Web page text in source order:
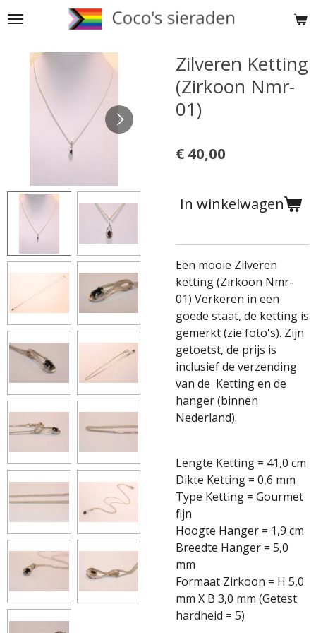
Ga
hoofdinhoud
Zilveren Ketting
(Zirkoon Nmr-
01)
€ 40,00
In winkelwagen
Een mooie Zilveren
ketting (Zirkoon Nmr-
01) Verkeren in een
goede staat, de ketting is
gemerkt (zie foto's). Zijn
getoetst, de prijs is
inclusief de verzending
van de Ketting en de
hanger (binnen
Nederland).
Lengte Ketting = 41,0 cm
Dikte Ketting = 0,6 mm
Type Ketting = Gourmet
fijn
Hoogte Hanger = 1,9 cm
Breedte Hanger = 5,0
mm
Formaat Zirkoon = H 5,0
mm X B 3,0 mm (Getest
hardheid = 5)